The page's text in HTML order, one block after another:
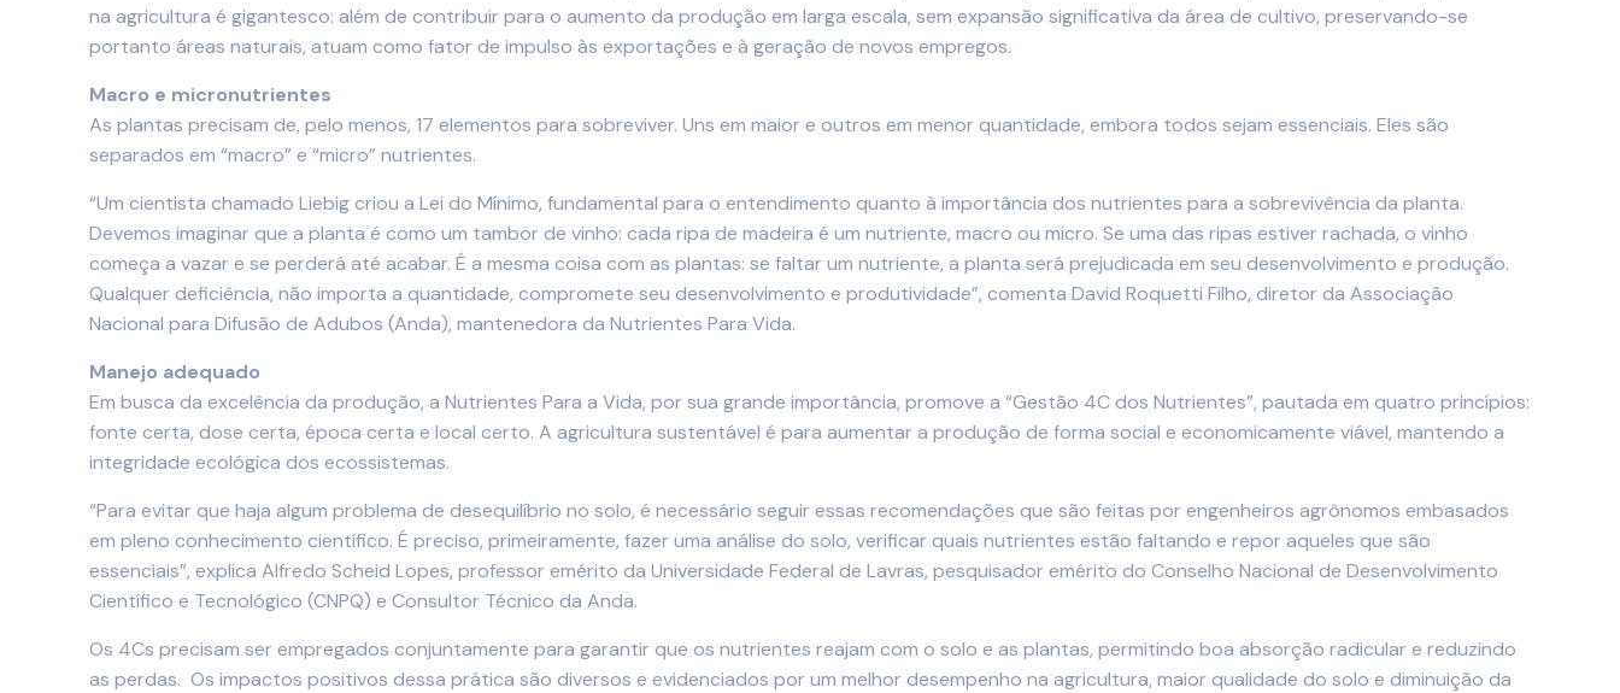
na agricultura é gigantesco: além de contribuir para o aumento da produção em larga escala, sem expansão significativa da área de cultivo, preservando-se
portanto áreas naturais, atuam como fator de impulso às exportações e à geração de novos empregos.
Macro e micronutrientes
As plantas precisam de, pelo menos, 17 elementos para sobreviver. Uns em maior e outros em menor quantidade, embora todos sejam essenciais. Eles são
separados em “macro” e “micro” nutrientes.
“Um cientista chamado Liebig criou a Lei do Mínimo, fundamental para o entendimento quanto à importância dos nutrientes para a sobrevivência da planta.
Devemos imaginar que a planta é como um tambor de vinho: cada ripa de madeira é um nutriente, macro ou micro. Se uma das ripas estiver rachada, o vinho
começa a vazar e se perderá até acabar. É a mesma coisa com as plantas: se faltar um nutriente, a planta será prejudicada em seu desenvolvimento e produção.
Qualquer deficiência, não importa a quantidade, compromete seu desenvolvimento e produtividade”, comenta David Roquetti Filho, diretor da Associação
Nacional para Difusão de Adubos (Anda), mantenedora da Nutrientes Para Vida.
Manejo adequado
Em busca da excelência da produção, a Nutrientes Para a Vida, por sua grande importância, promove a “Gestão 4C dos Nutrientes”, pautada em quatro princípios:
fonte certa, dose certa, época certa e local certo. A agricultura sustentável é para aumentar a produção de forma social e economicamente viável, mantendo a
integridade ecológica dos ecossistemas.
“Para evitar que haja algum problema de desequilíbrio no solo, é necessário seguir essas recomendações que são feitas por engenheiros agrônomos embasados
em pleno conhecimento científico. É preciso, primeiramente, fazer uma análise do solo, verificar quais nutrientes estão faltando e repor aqueles que são
essenciais”, explica Alfredo Scheid Lopes, professor emérito da Universidade Federal de Lavras, pesquisador emérito do Conselho Nacional de Desenvolvimento
Científico e Tecnológico (CNPQ) e Consultor Técnico da Anda.
Os 4Cs precisam ser empregados conjuntamente para garantir que os nutrientes reajam com o solo e as plantas, permitindo boa absorção radicular e reduzindo
as perdas. Os impactos positivos dessa prática são diversos e evidenciados por um melhor desempenho na agricultura, maior qualidade do solo e diminuição da